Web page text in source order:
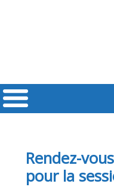
Rendez-
pour la